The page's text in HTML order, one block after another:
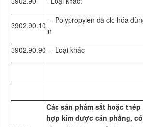
3902.90.10
- - Polypropylen đã clo hóa
in
3902.90.90- - Loại khác
Các sản phẩm sắt hoặc thép
hợp kim được cán phẳng,